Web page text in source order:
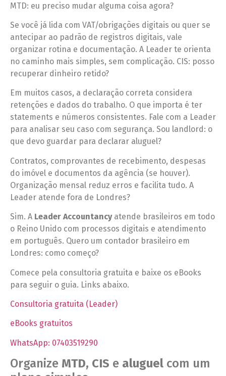
MTD: eu preciso mudar alguma coisa agora?
Se você já lida com VAT/obrigações digitais ou quer se
antecipar ao padrão de registros digitais, vale
organizar rotina e documentação. A Leader te orienta
no caminho mais simples, sem complicação. CIS: posso
recuperar dinheiro retido?
Em muitos casos, a declaração correta considera
retenções e dados do trabalho. O que importa é ter
statements e números consistentes. Fale com a Leader
para analisar seu caso com segurança. Sou landlord: o
que devo guardar para declarar aluguel?
Contratos, comprovantes de recebimento, despesas
do imóvel e documentos da agência (se houver).
Organização mensal reduz erros e facilita tudo. A
Leader atende fora de Londres?
Sim. A Leader Accountancyatende brasileiros em todo
o Reino Unido com processos digitais e atendimento
em português. Quero um contador brasileiro em
Londres: como começo?
Comece pela consultoria gratuita e baixe os eBooks
para seguir o guia. Links abaixo.
Consultoria gratuita (Leader)
eBooks gratuitos
WhatsApp: 07403519290
Organize MTD, CIS e aluguel com um